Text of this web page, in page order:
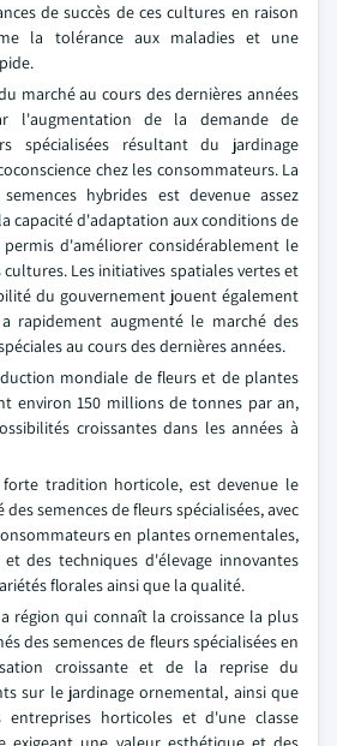
de succès de ces cultures en raison
la tolérance aux maladies et une
marché au cours des dernières années
l'augmentation de la demande de
spécialisées résultant du jardinage
chez les consommateurs. La
hybrides est devenue assez
capacité d'adaptation aux conditions de
d'améliorer considérablement le
Les initiatives spatiales vertes et
du gouvernement jouent également
rapidement augmenté le marché des
au cours des dernières années.
mondiale de fleurs et de plantes
environ 150 millions de tonnes par an,
croissantes dans les années à
forte tradition horticole, est devenue le
semences de fleurs spécialisées, avec
en plantes ornementales,
des techniques d'élevage innovantes
florales ainsi que la qualité.
région qui connaît la croissance la plus
des semences de fleurs spécialisées en
croissante et de la reprise du
sur le jardinage ornemental, ainsi que
entreprises horticoles et d'une classe